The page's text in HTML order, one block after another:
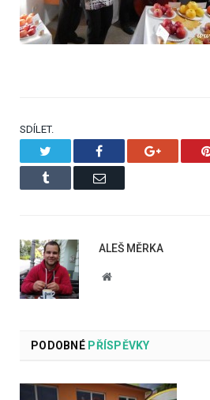
SDÍLET.
Facebook Google+
Tumblr Email
ALEŠ MĚRKA
Website
PODOBNÉPŘÍSPĚVKY